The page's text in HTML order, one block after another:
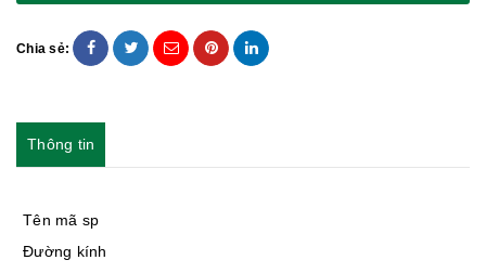
Chia sẻ:
Thông tin
Tên mã sp
Đường kính